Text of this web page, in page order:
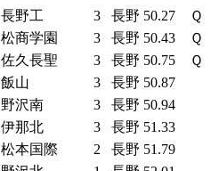
長野工 3 長野 50.27
Ｑ
松商学園 3 長野 50.43
Ｑ
佐久長聖 3 長野 50.75
Ｑ
飯山 3 長野 50.87
野沢南 3 長野 50.94
伊那北 3 長野 51.33
松本国際 2 長野 51.79